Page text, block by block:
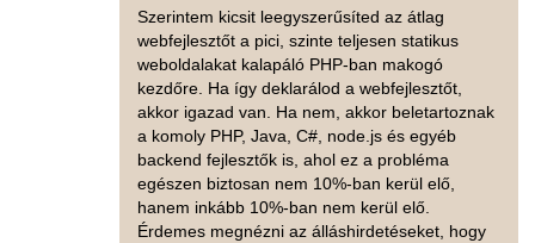
Szerintem kicsit leegyszerűsíted az átlag
webfejlesztőt a pici, szinte teljesen statikus
weboldalakat kalapáló PHP-ban makogó
kezdőre. Ha így deklarálod a webfejlesztőt,
akkor igazad van. Ha nem, akkor beletartoznak
a komoly PHP, Java, C#, node.js és egyéb
backend fejlesztők is, ahol ez a probléma
egészen biztosan nem 10%-ban kerül elő,
hanem inkább 10%-ban nem kerül elő.
Érdemes megnézni az álláshirdetéseket, hogy